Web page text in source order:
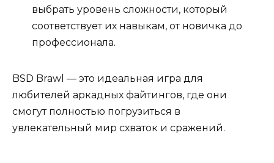
выбрать уровень сложности, который
соответствует их навыкам, от новичка до
профессионала.
BSD Brawl — это идеальная игра для
любителей аркадных файтингов, где они
смогут полностью погрузиться в
увлекательный мир схваток и сражений.